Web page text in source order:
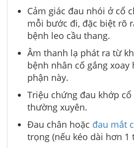
Cảm giác đau nhói ở cổ
mỗi bước đi, đặc biệt rõ
bệnh leo cầu thang.
Âm thanh lạ phát ra từ
bệnh nhân cố gắng xoay
phận này.
Triệu chứng đau khớp
thường xuyên.
Đau chân hoặc đau mắt
trọng (nếu kéo dài hơn 1